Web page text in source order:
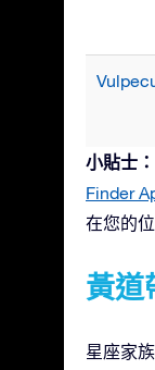
小貼士：
Finder
在您的
黃道
星座家